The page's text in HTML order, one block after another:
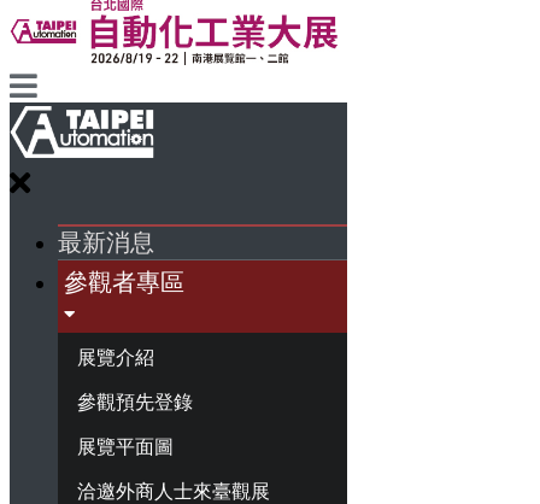
最新消息
參觀者專區
展覽介紹
參觀預先登錄
展覽平面圖
洽邀外商人士來臺觀展